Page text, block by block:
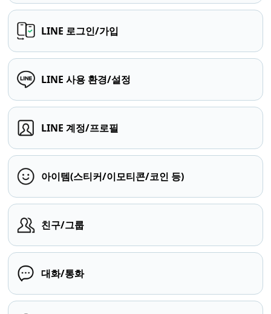
LINE 로그인/가입
LINE 사용 환경/설정
LINE 계정/프로필
아이템(스티커/이모티콘/코인 등)
친구/그룹
대화/통화